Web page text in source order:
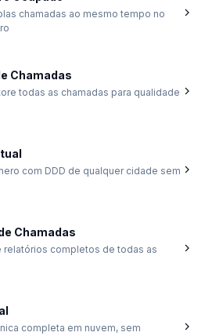
chamadas ao mesmo tempo no
Chamadas
todas as chamadas para qualidade
com DDD de qualquer cidade sem
Chamadas
relatórios completos de todas as
completa em nuvem, sem